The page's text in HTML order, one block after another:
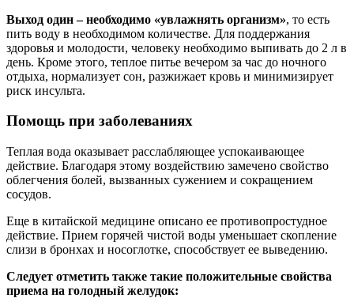
Выход один – необходимо «увлажнять организм», то есть
пить воду в необходимом количестве. Для поддержания
здоровья и молодости, человеку необходимо выпивать до 2 л в
день. Кроме этого, теплое питье вечером за час до ночного
отдыха, нормализует сон, разжижает кровь и минимизирует
риск инсульта.
Помощь при заболеваниях
Теплая вода оказывает расслабляющее успокаивающее
действие. Благодаря этому воздействию замечено свойство
облегчения болей, вызванных сужением и сокращением
сосудов.
Еще в китайской медицине описано ее противопростудное
действие. Прием горячей чистой воды уменьшает скопление
слизи в бронхах и носоглотке, способствует ее выведению.
Следует отметить также такие положительные свойства
приема на голодный желудок: